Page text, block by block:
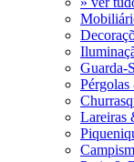
Guarda-
Lareiras